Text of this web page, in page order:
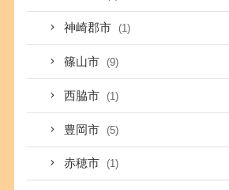
神崎郡市 (1)
篠山市 (9)
西脇市 (1)
豊岡市 (5)
赤穂市 (1)